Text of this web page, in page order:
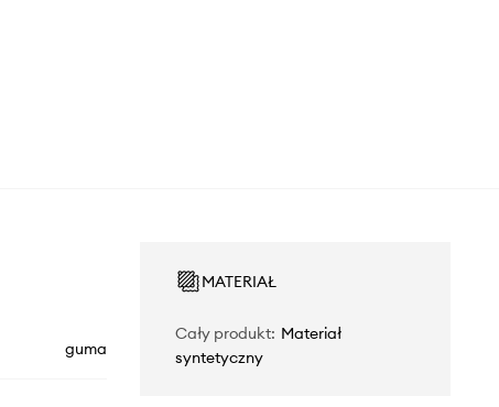
guma
MATERIAŁ
Cały produkt: Materiał
syntetyczny